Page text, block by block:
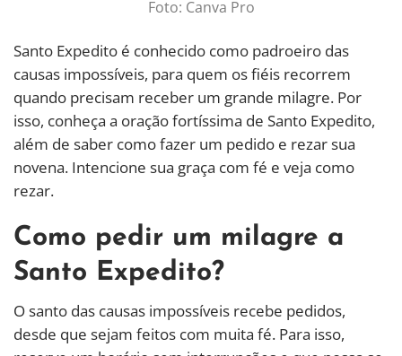
Foto: Canva Pro
Santo Expedito é conhecido como padroeiro das
causas impossíveis, para quem os fiéis recorrem
quando precisam receber um grande milagre. Por
isso, conheça a oração fortíssima de Santo Expedito,
além de saber como fazer um pedido e rezar sua
novena. Intencione sua graça com fé e veja como
rezar.
Como pedir um milagre a
Santo Expedito?
O santo das causas impossíveis recebe pedidos,
desde que sejam feitos com muita fé. Para isso,